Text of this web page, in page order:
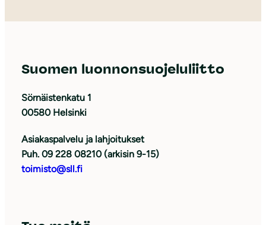
Suomen luonnonsuojeluliitto
Sörnäistenkatu 1
00580 Helsinki
Asiakaspalvelu ja lahjoitukset
Puh. 09 228 08210 (arkisin 9-15)
toimisto@sll.fi